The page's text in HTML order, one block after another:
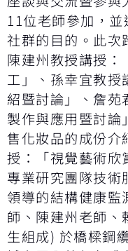
11位老師參加，
社群的目的。此次
陳建州教授講授：
工」、孫幸宜教授
紹暨討論」、詹苑
製作與應用暨討論
售化妝品的成份介
授：「視覺藝術欣
專業研究團隊技術
領導的結構健康監
師、陳建州老師、
生組成) 於橋樑鋼